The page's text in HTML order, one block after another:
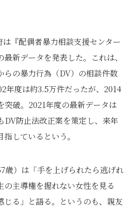
『配偶者暴力相談支援センター
新データを発表した。これは、
らの暴力行為（DV）の相談件数
年度は約3.5万件だったが、2014
突破。2021年度の最新データは
DV防止法改正案を策定し、来年
しているという。
歳）は「手を上げられたら逃げれ
の主導権を握れない女性を見る
じる」と語る。というのも、親友